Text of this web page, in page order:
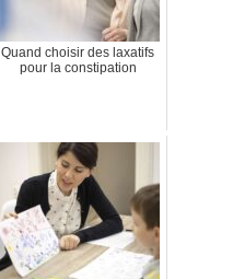
Quand choisir des laxatifs
pour la constipation